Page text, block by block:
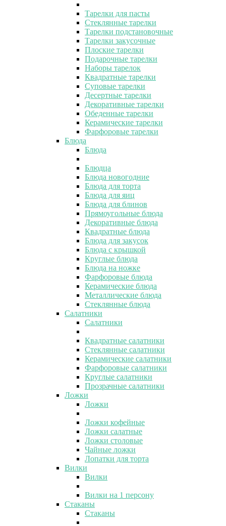
Тарелки для пасты
Стеклянные тарелки
Тарелки подстановочные
Тарелки закусочные
Плоские тарелки
Подарочные тарелки
Наборы тарелок
Квадратные тарелки
Суповые тарелки
Десертные тарелки
Декоративные тарелки
Обеденные тарелки
Керамические тарелки
Фарфоровые тарелки
Блюда
Блюда
Блюдца
Блюда новогодние
Блюда для торта
Блюда для яиц
Блюда для блинов
Прямоугольные блюда
Декоративные блюда
Квадратные блюда
Блюда для закусок
Блюда с крышкой
Круглые блюда
Блюда на ножке
Фарфоровые блюда
Керамические блюда
Металлические блюда
Стеклянные блюда
Салатники
Салатники
Квадратные салатники
Стеклянные салатники
Керамические салатники
Фарфоровые салатники
Круглые салатники
Прозрачные салатники
Ложки
Ложки
Ложки кофейные
Ложки салатные
Ложки столовые
Чайные ложки
Лопатки для торта
Вилки
Вилки
Вилки на 1 персону
Стаканы
Стаканы